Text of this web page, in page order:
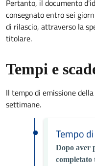
Pertanto, il documento
consegnato entro sei
di rilascio, attraverso la
titolare.
Tempi e
Il tempo di emissione
settimane.
Tempo
Dopo aver
completato